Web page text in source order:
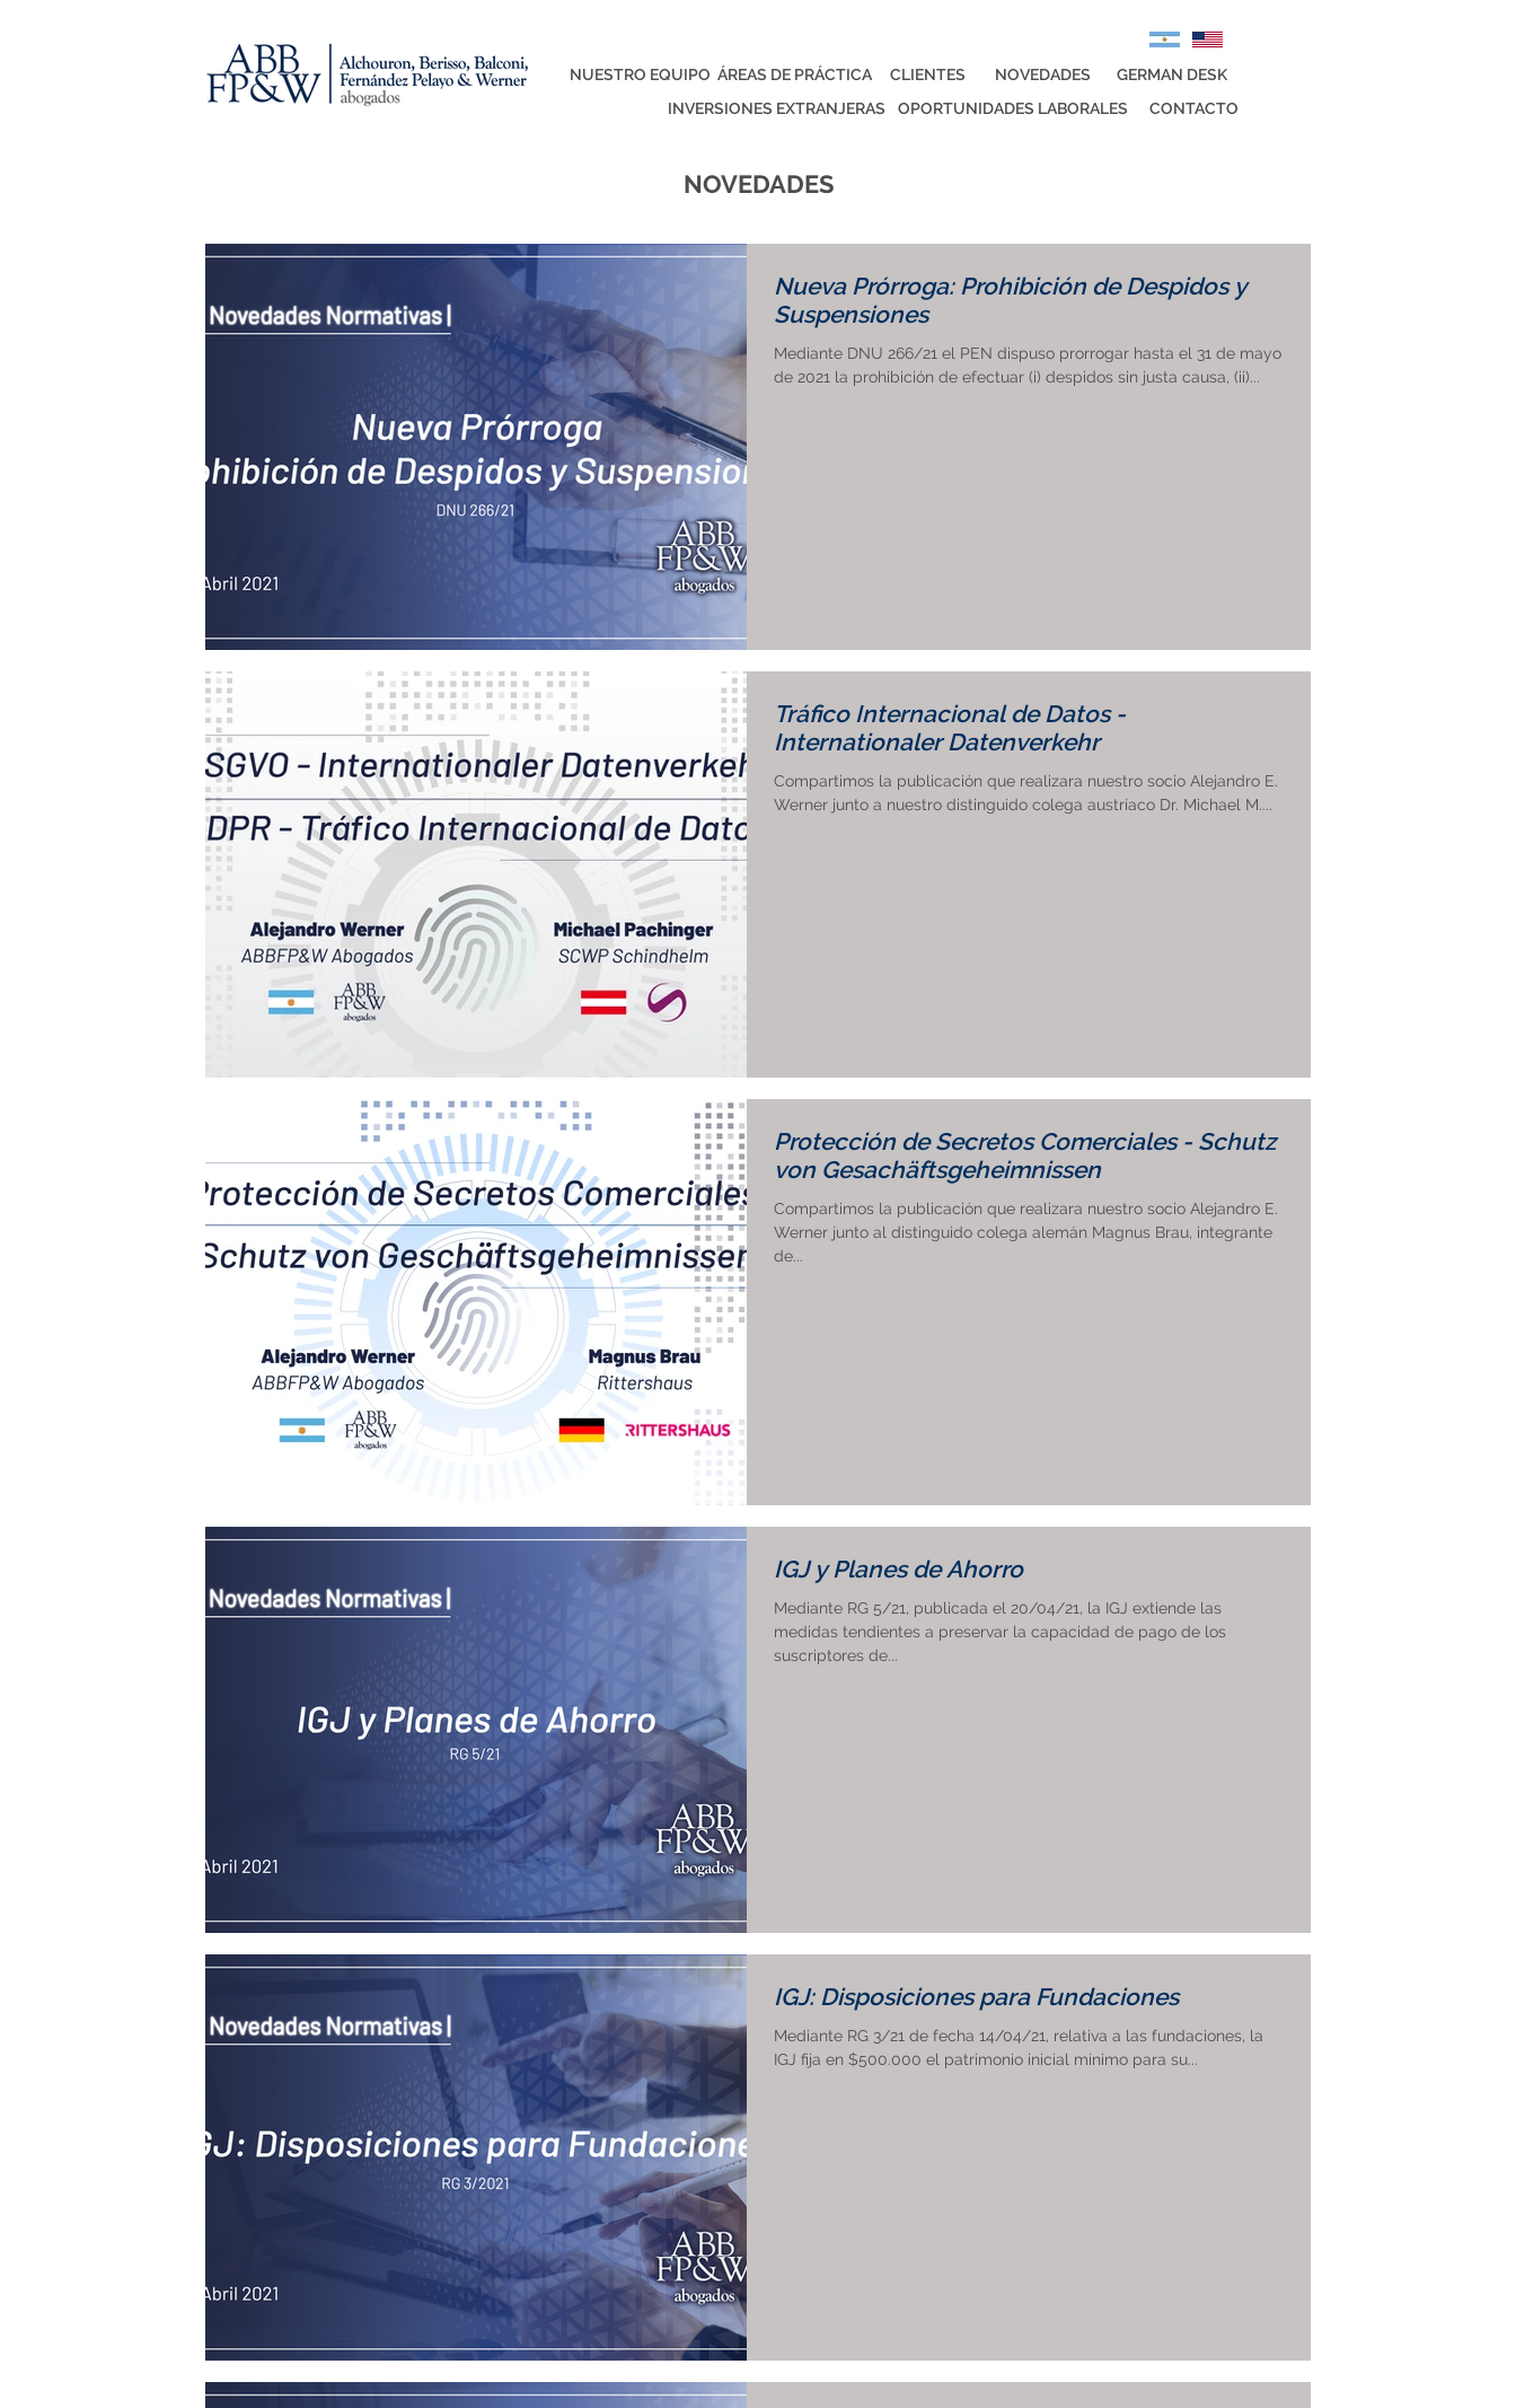
NUESTRO EQUIPO ÁREAS DE PRÁCTICA
INVERSIONES EXTRANJERAS
CLIENTES
GERMAN DESK
OPORTUNIDADES LABORALES
CONTACTO
NOVEDADES
NOVEDADES
Nueva Prórroga: Prohibición de Despidos y
Suspensiones
Mediante DNU 266/21 el PEN dispuso prorrogar hasta el 31 de mayo
de 2021 la prohibición de efectuar (i) despidos sin justa causa, (ii)...
Tráfico Internacional de Datos -
Internationaler Datenverkehr
Compartimos la publicación que realizara nuestro socio Alejandro E.
Werner junto a nuestro distinguido colega austríaco Dr. Michael M....
Protección de Secretos Comerciales - Schutz
von Gesachäftsgeheimnissen
Compartimos la publicación que realizara nuestro socio Alejandro E.
Werner junto al distinguido colega alemán Magnus Brau, integrante
de...
IGJ y Planes de Ahorro
Mediante RG 5/21, publicada el 20/04/21, la IGJ extiende las
medidas tendientes a preservar la capacidad de pago de los
suscriptores de...
IGJ: Disposiciones para Fundaciones
Mediante RG 3/21 de fecha 14/04/21, relativa a las fundaciones, la
IGJ fija en $500.000 el patrimonio inicial mínimo para su...